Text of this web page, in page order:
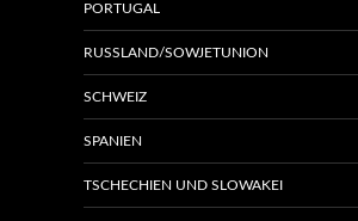
PORTUGAL
RUSSLAND/SOWJETUNION
SCHWEIZ
SPANIEN
TSCHECHIEN UND SLOWAKEI